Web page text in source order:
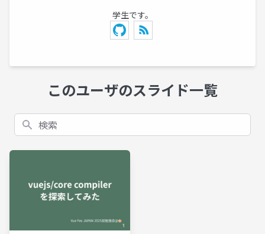
学生です。
このユーザのスライド一覧
検索